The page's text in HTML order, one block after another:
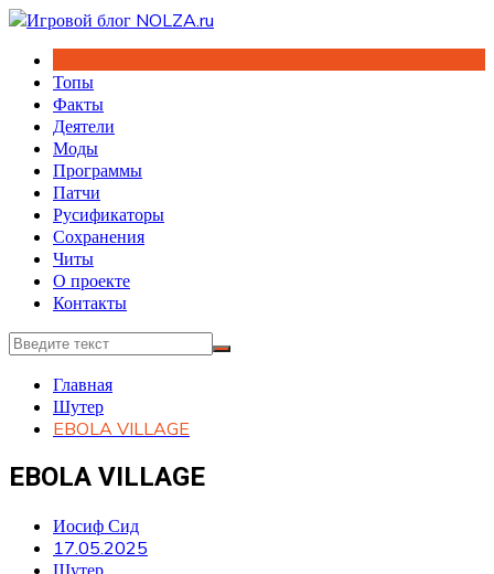
Перейти
содержимому
Топы
Факты
Деятели
Моды
Программы
Патчи
Русификаторы
Сохранения
Читы
О проекте
Контакты
Главная
Шутер
EBOLA VILLAGE
EBOLA VILLAGE
Иосиф Сид
17.05.2025
Шутер